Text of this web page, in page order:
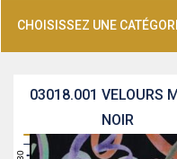
CHOISISSEZ UNE
VELOURS
NOIR
03018.001
31